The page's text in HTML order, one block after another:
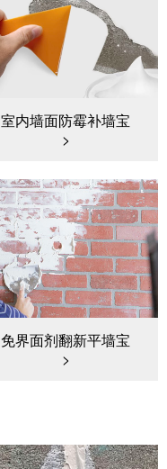
室内墙面防霉补墙宝
免界面剂翻新平墙宝